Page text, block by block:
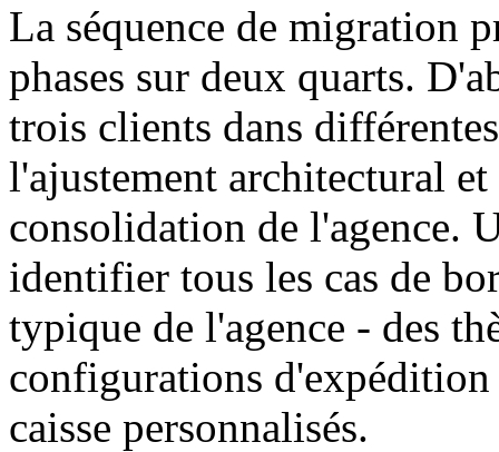
La séquence de migration
phases sur deux quarts.
trois clients dans
l'ajustement architectural
consolidation de l'agence.
identifier tous les cas de
typique de l'agence - des
configurations
caisse personnalisés.